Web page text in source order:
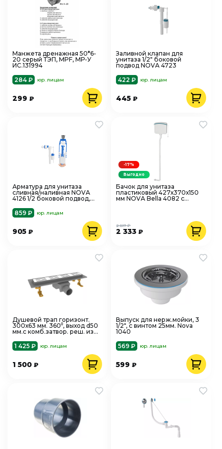
Манжета дренажная 50*6-
20 серый ТЭП, MPF, МР-У
ИС.131994
284 ₽
юр. лицам
299 ₽
Заливной клапан для
унитаза 1/2" боковой
подвод NOVA 4723
422 ₽
юр. лицам
445₽
Арматура для унитаза
сливная/наливная NOVA
4126 1/2 боковой подвод,
859 ₽
юр. лицам
905 ₽
Бачок для унитаза
пластиковый 427х370х150
мм NOVA Bella 4082 с
2 333₽
2 817 ₽
-17%
Выгодно
Душевой трап горизонт.
300х63 мм. 360⁰, выход d50
мм.с комб.затвор. реш. из
1 425 ₽
юр. лицам
1 500 ₽
Выпуск для нерж.мойки, 3
1/2", с винтом 25мм. Nova
1040
569 ₽
юр. лицам
599₽